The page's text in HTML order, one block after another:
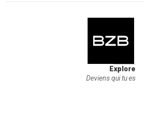
Explore
Deviens qui tu es